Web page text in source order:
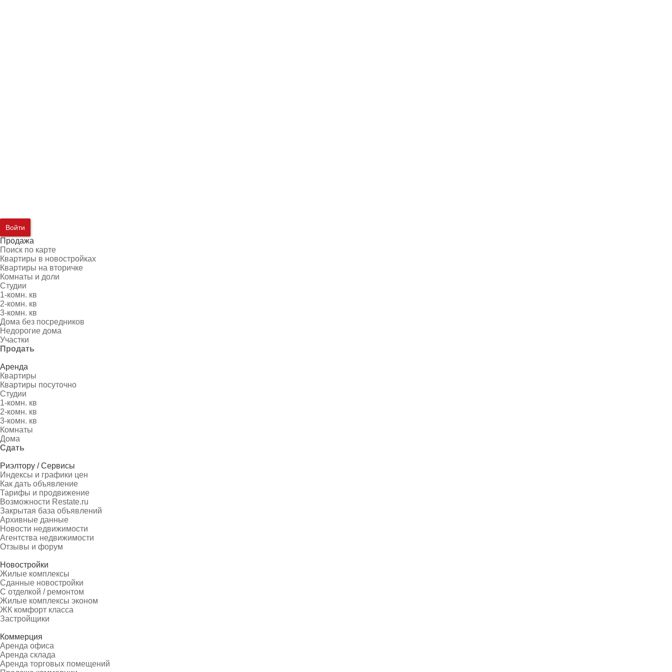
Войти
Продажа
Поиск по карте
Квартиры в новостройках
Квартиры на вторичке
Комнаты и доли
Студии
1-комн. кв
2-комн. кв
3-комн. кв
Дома без посредников
Недорогие дома
Участки
Продать
Аренда
Квартиры
Квартиры посуточно
Студии
1-комн. кв
2-комн. кв
3-комн. кв
Комнаты
Дома
Сдать
Риэлтору / Сервисы
Индексы и графики цен
Как дать объявление
Тарифы и продвижение
Возможности Restate.ru
Закрытая база объявлений
Архивные данные
Новости недвижимости
Агентства недвижимости
Отзывы и форум
Новостройки
Жилые комплексы
Сданные новостройки
С отделкой / ремонтом
Жилые комплексы эконом
ЖК комфорт класса
Застройщики
Коммерция
Аренда офиса
Аренда склада
Аренда торговых помещений